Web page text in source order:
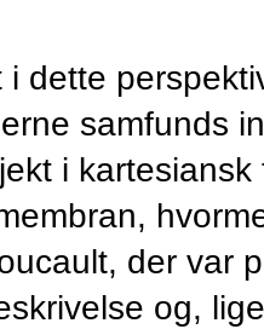
i dette
samfunds
i kartesiansk
der var
og,